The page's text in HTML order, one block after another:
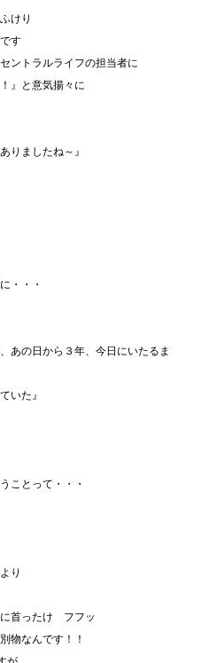
けり
す
ントラルライフの担当者に
』と意気揚々に
りましたね～』
・・・
あの日から３年、今日にいたるま
いた』
ことって・・・
り
首ったけ フフッ
物なんです！！